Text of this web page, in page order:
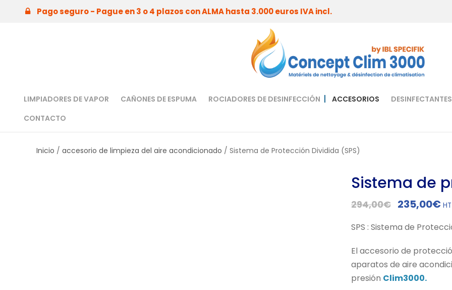
Pago seguro - Pague en 3 o 4 plazos con ALMA hasta 3.000 euros IVA incl.
LIMPIADORES DE VAPOR CAÑONES DE ESPUMA ROCIADORES DE DESINFECCIÓN ACCESORIOS
CONTACTO
Inicio / accesorio de limpieza del aire acondicionado / Sistema de Protección Dividida (SPS)
Sistema de
294,00€
E
p
e
c
i
235,00€ E
p
e
c
HT
SPS : Sistema de
El accesorio de
aparatos de aire
presión Clim3000.